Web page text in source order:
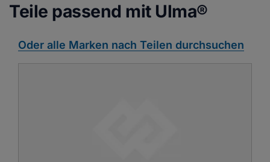
Teile passend mit Ulma®
Oder alle Marken nach Teilen durchsuchen